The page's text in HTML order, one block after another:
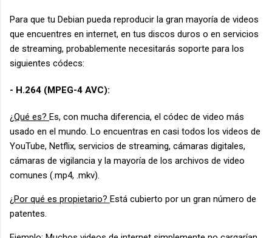
Para que tu Debian pueda reproducir la gran mayoría de videos
que encuentres en internet, en tus discos duros o en servicios
de streaming, probablemente necesitarás soporte para los
siguientes códecs:
- H.264 (MPEG-4 AVC):
¿Qué es? Es, con mucha diferencia, el códec de video más
usado en el mundo. Lo encuentras en casi todos los videos de
YouTube, Netflix, servicios de streaming, cámaras digitales,
cámaras de vigilancia y la mayoría de los archivos de video
comunes (.mp4, .mkv).
¿Por qué es propietario? Está cubierto por un gran número de
patentes.